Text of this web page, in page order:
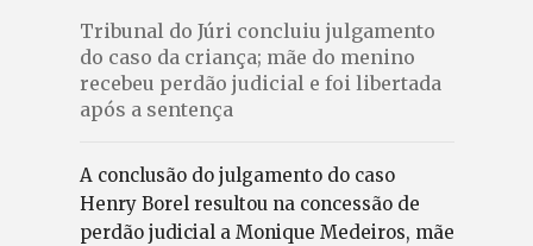
Tribunal do Júri concluiu julgamento
do caso da criança; mãe do menino
recebeu perdão judicial e foi libertada
após a sentença
A conclusão do julgamento do caso
Henry Borel resultou na concessão de
perdão judicial a Monique Medeiros, mãe